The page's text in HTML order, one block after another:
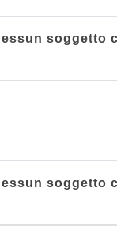
soggetto
soggetto